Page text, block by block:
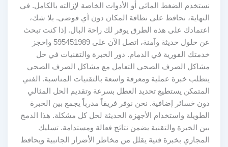
نستخدم الضغط المائي أو الأدوات الخاصة لإزالته بالكامل. في
النهاية، نحافظ على نظافة المكان دون أي فوضى. بلا شك،
اعتمادك على هذه الطرق يوفر لك راحة البال. إذا كنت تبحث
عن حلول حديثة وآمنة، اتصل الآن على 595451989 واحجز
خدمتك الفورية في الدمام. دور الخبرة والتقنيات في حل
مشاكل الصرف الصحي التعامل مع مشاكل الصرف الصحي
يتطلب خبرة عملية ومعرفة واسعة بالتقنيات المناسبة. الفني
المتمكن يستطيع تحديد العطل بسرعة وتقديم الحل المثالي
دون خسائر إضافية. نحن نوفر فريقاً مدرباً يجمع بين الخبرة
الطويلة واستخدام الأجهزة الحديثة لحل كل مشكلة. هذا الدمج
بين الخبرة والتقنية يضمن نتائج فعالة ومستدامة. تسليك
المجاري بخبرة فنية يقلل من مخاطر الأضرار الجانبية ويحافظ